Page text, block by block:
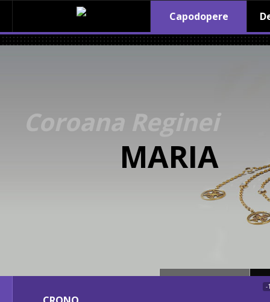
Capodopere
Coroana Reginei
MARIA
-